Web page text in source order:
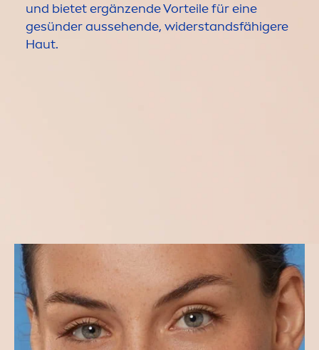
und bietet ergänzende Vorteile für eine
gesünder aussehende, widerstandsfähigere
Haut.